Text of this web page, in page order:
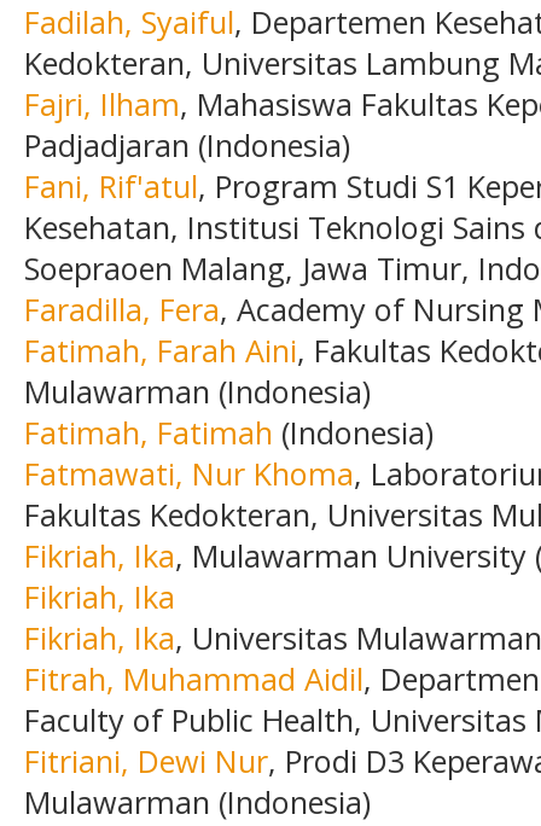
Fadilah, Syaiful, Departemen
Kedokteran, Universitas Lambung
Fajri, Ilham, Mahasiswa Fakultas
Padjadjaran (Indonesia)
Fani, Rif'atul, Program Studi S1
Kesehatan, Institusi Teknologi Sains
Soepraoen Malang, Jawa Timur,
Faradilla, Fera, Academy of Nursing
Fatimah, Farah Aini, Fakultas
Mulawarman (Indonesia)
Fatimah, Fatimah (Indonesia)
Fatmawati, Nur Khoma,
Fakultas Kedokteran, Universitas
Fikriah, Ika, Mulawarman University
Fikriah, Ika
Fikriah, Ika, Universitas
Fitrah, Muhammad Aidil,
Faculty of Public Health,
Fitriani, Dewi Nur, Prodi D3
Mulawarman (Indonesia)